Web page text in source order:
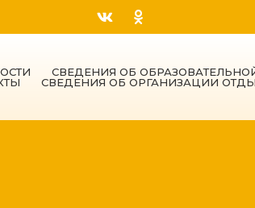
СВЕДЕНИЯ ОБ
СВЕДЕНИЯ ОБ ОРГАНИЗАЦИИ